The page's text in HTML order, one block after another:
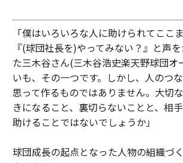
「僕はいろいろな人に助けられてここ
『(球団社長を)やってみない？』と声
た三木谷さん(三木谷浩史楽天野球団オ
いも、その一つです。しかし、人のつ
思って作るものではありません。大切
きになること、裏切らないことと、相
助けることではないでしょうか」
球団成長の起点となった人物の組織づ